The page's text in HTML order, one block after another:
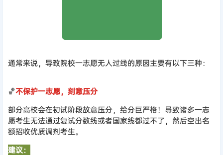
通常来说，导致院校一志愿无人过线的原因主要有以下三种：
🏀不保护一志愿，刻意压分
部分高校会在初试阶段故意压分，给分巨严格！导致诸多一志
愿考生无法通过复试分数线或者国家线都过不了，然后空出名
额招收优质调剂考生。
建议：